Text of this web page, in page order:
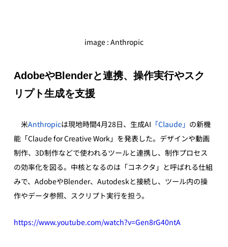
image : Anthropic
AdobeやBlenderと連携、操作実行やスク
リプト生成を支援
米Anthropicは現地時間4月28日、生成AI 「Claude」 の新機
能「Claude for Creative Work」を発表した。デザインや動画
制作、3D制作などで使われるツールと連携し、制作プロセス
の効率化を図る。中核となるのは「コネクタ」と呼ばれる仕組
みで、AdobeやBlender、Autodeskと接続し、ツール内の操
作やデータ参照、スクリプト実行を担う。
https://www.youtube.com/watch?v=Gen8rG40ntA